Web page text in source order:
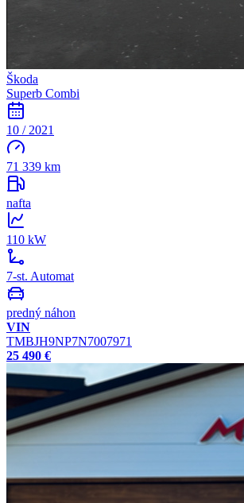
Škoda
Superb Combi
10 / 2021
71 339 km
nafta
110 kW
7-st. Automat
predný náhon
VIN
TMBJH9NP7N7007971
25 490 €